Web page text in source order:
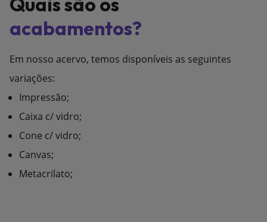
acabamentos?
Em nosso acervo, temos disponíveis as seguintes
variações:
Impressão;
Caixa c/ vidro;
Cone c/ vidro;
Canvas;
Metacrilato;